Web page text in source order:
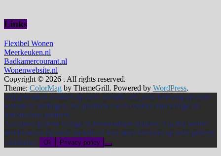
Links
Flexibel Wonen
Meerkeuken.nl
Badkamercourant.nl
Wonenwebsite.nl
Copyright © 2026 . All rights reserved.
Theme: ColorMag by ThemeGrill. Powered by WordPress.
Wij gebruiken cookies op onze website om jouw beleving op onze
website te verhogen. We plaatsen alleen cookies van veilige en
betrouwbare partners.
Accepteer je deze veilige en betrouwbare cookies? Ga dan verder
met browsen op onze website of lees meer hierover op onze privacy
verklaring.
Ok Privacy policy